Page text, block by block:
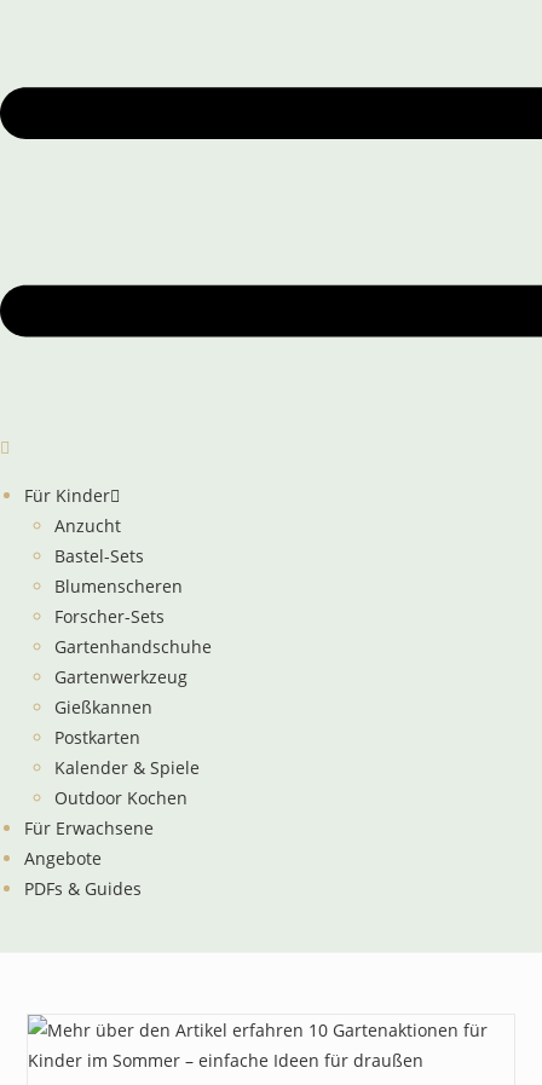
Für Kinder
Anzucht
Bastel-Sets
Blumenscheren
Forscher-Sets
Gartenhandschuhe
Gartenwerkzeug
Gießkannen
Postkarten
Kalender & Spiele
Outdoor Kochen
Für Erwachsene
Angebote
PDFs & Guides